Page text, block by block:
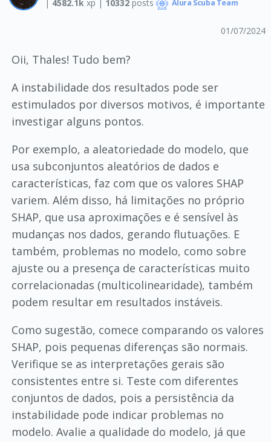
| 4582.1k xp | 10332posts Alura Scuba Team
01/07/2024
Oii, Thales! Tudo bem?
A instabilidade dos resultados pode ser
estimulados por diversos motivos, é importante
investigar alguns pontos.
Por exemplo, a aleatoriedade do modelo, que
usa subconjuntos aleatórios de dados e
características, faz com que os valores SHAP
variem. Além disso, há limitações no próprio
SHAP, que usa aproximações e é sensível às
mudanças nos dados, gerando flutuações. E
também, problemas no modelo, como sobre
ajuste ou a presença de características muito
correlacionadas (multicolinearidade), também
podem resultar em resultados instáveis.
Como sugestão, comece comparando os valores
SHAP, pois pequenas diferenças são normais.
Verifique se as interpretações gerais são
consistentes entre si. Teste com diferentes
conjuntos de dados, pois a persistência da
instabilidade pode indicar problemas no
modelo. Avalie a qualidade do modelo, já que